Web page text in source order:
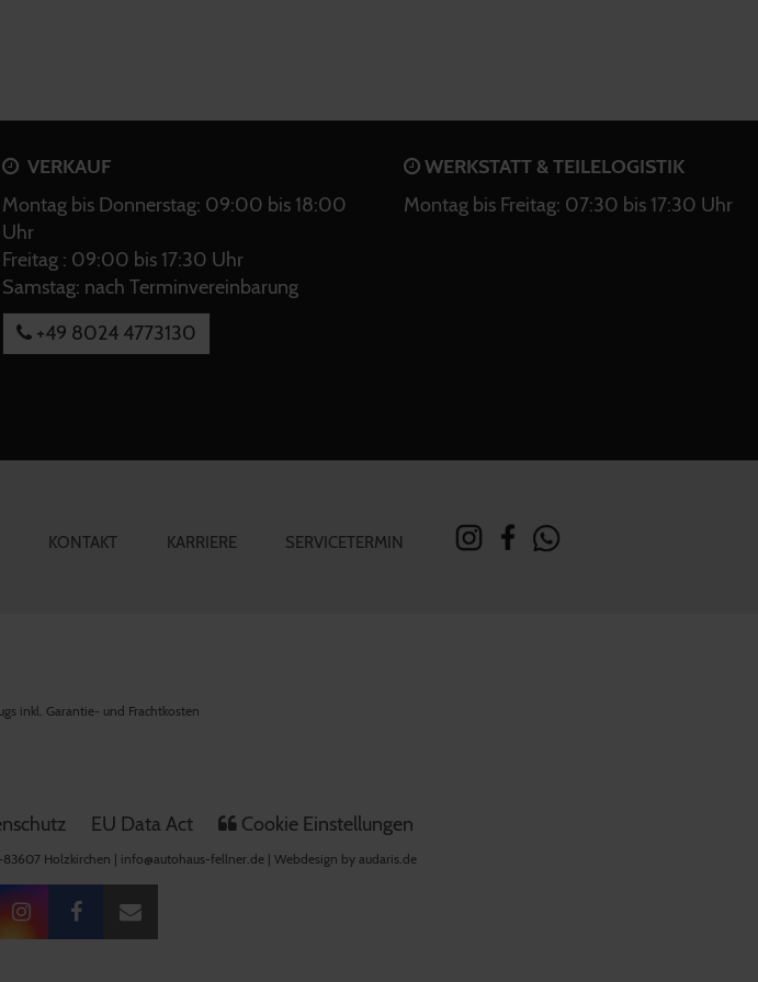
VERKAUF
Montag bis Donnerstag: 09:00 bis 18:00
Uhr
Freitag : 09:00 bis 17:30 Uhr
Samstag: nach Terminvereinbarung
+49 8024 4773130
WERKSTATT & TEILELOGISTIK
Montag bis Freitag: 07:30 bis 17:30 Uhr
KONTAKT KARRIERE SERVICETERMIN
inkl. Garantie- und Frachtkosten
EU Data Act Cookie Einstellungen
Holzkirchen | info@autohaus-fellner.de | Webdesign by audaris.de